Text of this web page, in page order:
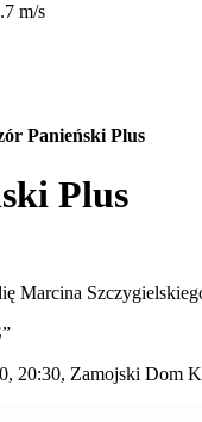
m/s
Panieński Plus
Plus
Marcina
20:30, Zamojski Dom